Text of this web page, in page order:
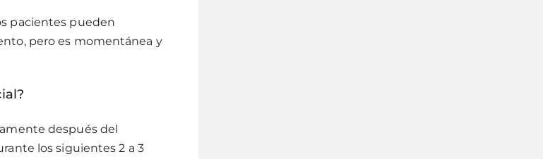
pacientes pueden
pero es momentánea y
después del
los siguientes 2 a 3